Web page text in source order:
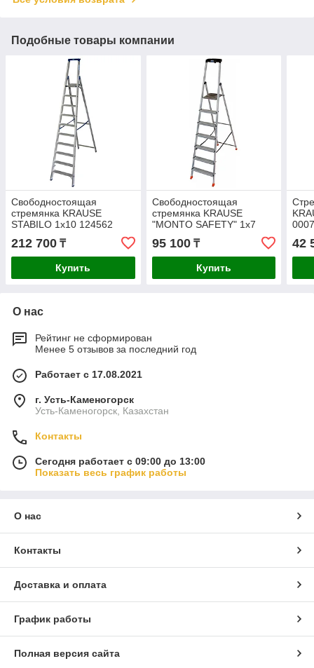
Подобные товары компании
Свободностоящая
стремянка KRAUSE
STABILO 1х10 124562
212 700 ₸
Купить
Свободностоящая
стремянка KRAUSE
"MONTO SAFETY" 1х7
95 100₸
Купить
42
О нас
Рейтинг не сформирован
Менее 5 отзывов за последний год
Работает с 17.08.2021
г. Усть-Каменогорск
Усть-Каменогорск, Казахстан
Контакты
Сегодня работает с 09:00 до 13:00
Показать весь график работы
О нас
Контакты
Доставка и оплата
График работы
Полная версия сайта